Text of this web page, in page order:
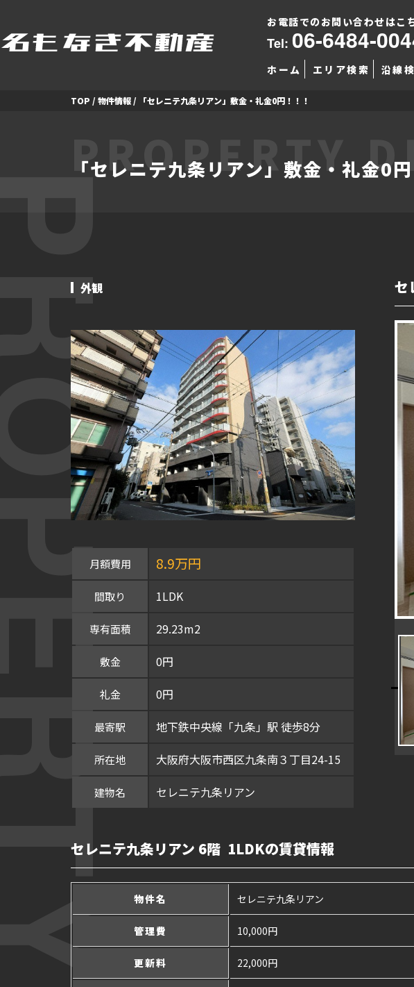
お電話でのお問い合わせはこ
Tel: 06-6484-
ホーム エリア検索 沿線
TOP / 物件情報 / 「セレニテ九条リアン」敷金・礼金0円！！！
PROPERTY
「セレニテ九条リアン」敷金・礼金0円
外観
月額費用 8.9万円
間取り 1LDK
専有面積 29.23m2
敷金 0円
礼金 0円
最寄駅 地下鉄中央線「九条」駅 徒歩8分
所在地 大阪府大阪市西区九条南３丁目24-15
建物名 セレニテ九条リアン
セ
セレニテ九条リアン 6階 1LDKの賃貸情報
物件名 セレニテ九条リアン
管理費 10,000円
更新料 22,000円